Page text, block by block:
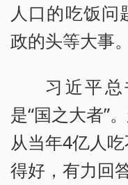
人口的吃饭问
政的头等大事。
习近平
是“国之大者”
从当年4亿人
得好，有力回